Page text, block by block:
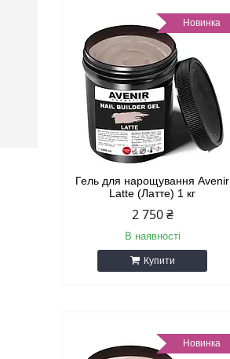
Новинка
Гель для нарощування Avenir
Latte (Латте) 1 кг
2 750 ₴
В наявності
Купити
Новинка